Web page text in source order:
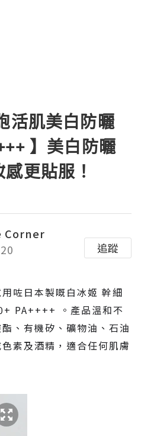
活肌美白防曬
】美白防曬
更貼服！
Corner
追蹤
咗日本製嘅白冰姬 幹細
PA++++ 。產品溫和不
、有機矽、礦物油、石油
素及酒精，適合任何肌膚